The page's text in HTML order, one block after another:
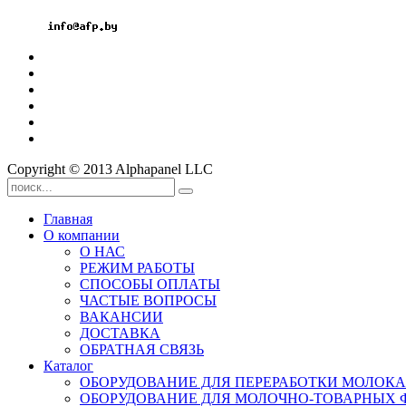
Copyright © 2013 Alphapanel LLC
Главная
О компании
О НАС
РЕЖИМ РАБОТЫ
СПОСОБЫ ОПЛАТЫ
ЧАСТЫЕ ВОПРОСЫ
ВАКАНСИИ
ДОСТАВКА
ОБРАТНАЯ СВЯЗЬ
Каталог
ОБОРУДОВАНИЕ ДЛЯ ПЕРЕРАБОТКИ МОЛОКА
ОБОРУДОВАНИЕ ДЛЯ МОЛОЧНО-ТОВАРНЫХ